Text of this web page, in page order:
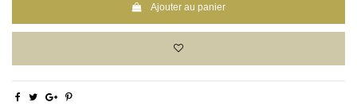
Ajouter au panier